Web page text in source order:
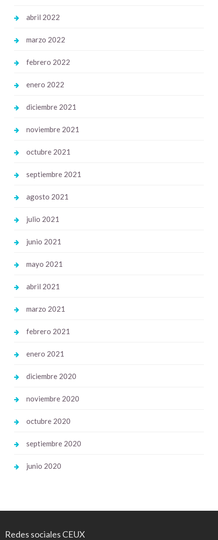
abril 2022
marzo 2022
febrero 2022
enero 2022
diciembre 2021
noviembre 2021
octubre 2021
septiembre 2021
agosto 2021
julio 2021
junio 2021
mayo 2021
abril 2021
marzo 2021
febrero 2021
enero 2021
diciembre 2020
noviembre 2020
octubre 2020
septiembre 2020
junio 2020
Redes sociales CEUX